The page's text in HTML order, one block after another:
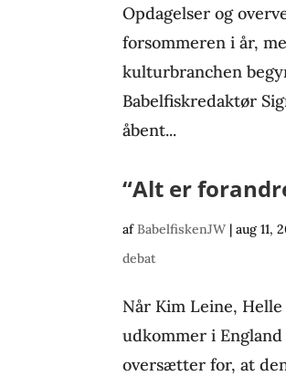
Opdagelser og
forsommeren i år,
kulturbranchen
Babelfiskredaktør
åbent...
“Alt er
afBabelfiskenJW |aug 11,
debat
Når Kim Leine, Helle
udkommer i
oversætter for, at